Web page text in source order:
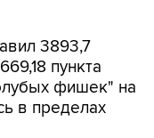
3893,7
пункта
фишек" на
в пределах